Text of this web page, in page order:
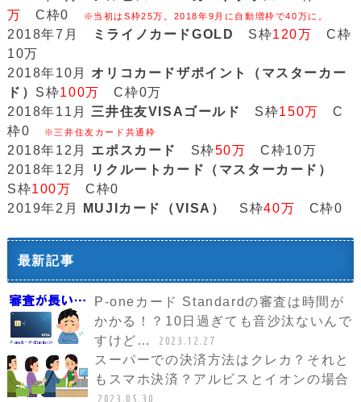
万 C枠0 ※当初はS枠25万。2018年9月に自動増枠で40万に。
2018年7月 ミライノカードGOLD S枠120万 C枠
10万
2018年10月 オリコカードザポイント（マスターカー
ド） S枠100万
C枠0万
2018年11月 三井住友VISAゴールド S枠150万
C
枠0
※三井住友カード共通枠
2018年12月 エポスカード S枠50万 C枠10万
2018年12月
リクルートカード（マスターカード）
S枠100万 C枠0
2019年2月
MUJIカード（VISA） S枠40万 C枠0
最新記事
P-oneカード Standardの審査は時間が
かかる！？10日過ぎても音沙汰ないんで
すけど…
2023.12.27
スーパーでの決済方法はクレカ？それと
もスマホ決済？アルビスとイオンの場合
2023.05.30